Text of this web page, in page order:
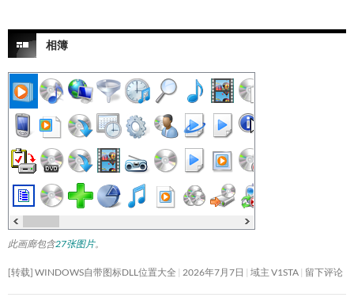
相簿
此画廊包含27张图片。
[转载] WINDOWS自带图标DLL位置大全 2026年7月7日 域主 V1STA 留下评论